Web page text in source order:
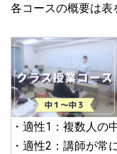
各コースの概要は表
・適性1：複数人
・適性2：講師が常